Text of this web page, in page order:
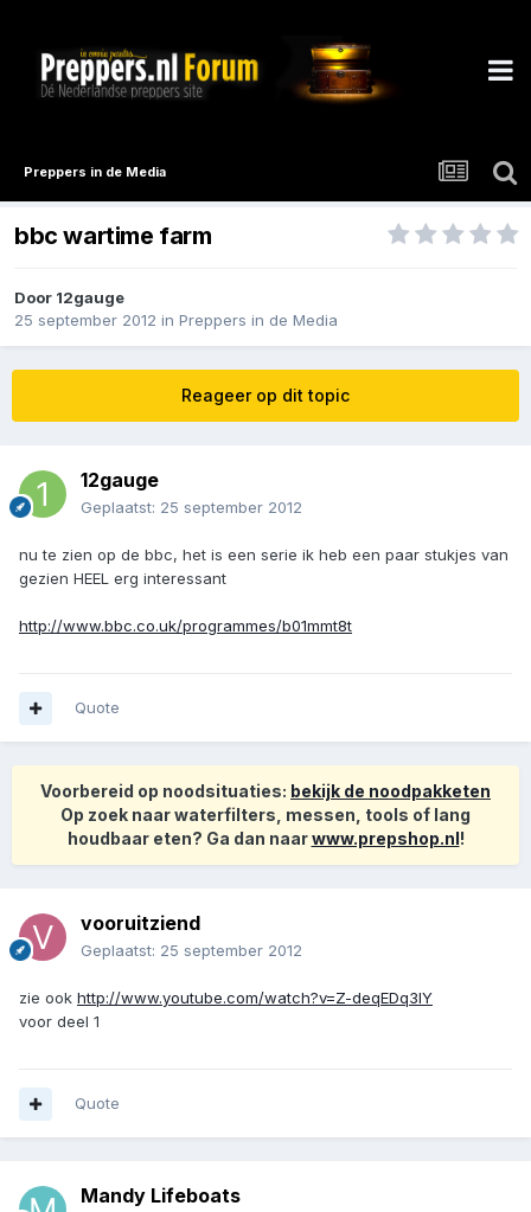
Preppers in de Media
bbc wartime farm
Door 12gauge
25 september 2012 in Preppers in de Media
Reageer op dit topic
12gauge
Geplaatst: 25 september 2012
nu te zien op de bbc, het is een serie ik heb een paar stukjes van
gezien HEEL erg interessant
http://www.bbc.co.uk/programmes/b01mmt8t
Quote
Voorbereid op noodsituaties: bekijk de noodpakketen
Op zoek naar waterfilters, messen, tools of lang
houdbaar eten? Ga dan naarwww.prepshop.nl!
vooruitziend
Geplaatst: 25 september 2012
zie ook http://www.youtube.com/watch?v=Z-deqEDq3IY
voor deel 1
Quote
Mandy Lifeboats